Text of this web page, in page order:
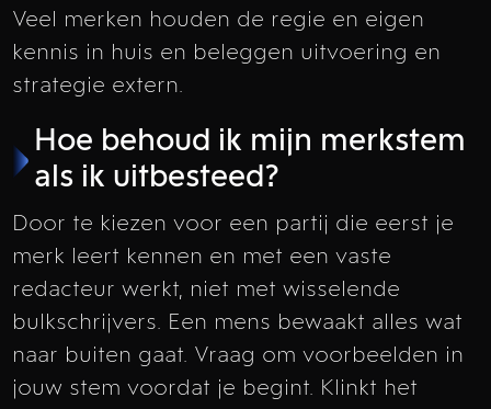
Veel merken houden de regie en eigen
kennis in huis en beleggen uitvoering en
strategie extern.
Hoe behoud ik mijn merkstem
als ik uitbesteed?
Door te kiezen voor een partij die eerst je
merk leert kennen en met een vaste
redacteur werkt, niet met wisselende
bulkschrijvers. Een mens bewaakt alles wat
naar buiten gaat. Vraag om voorbeelden in
jouw stem voordat je begint. Klinkt het